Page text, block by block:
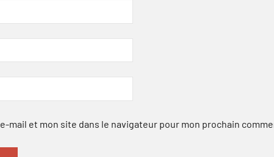
mail et mon site dans le navigateur pour mon prochain